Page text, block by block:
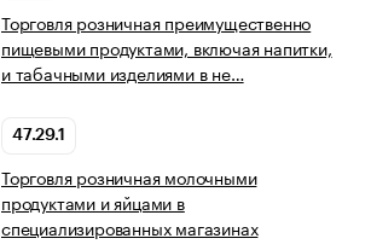
Торговля розничная преимущественно
пищевыми продуктами, включая напитки,
и табачными изделиями в не…
47.29.1
Торговля розничная молочными
продуктами и яйцами в
специализированных магазинах